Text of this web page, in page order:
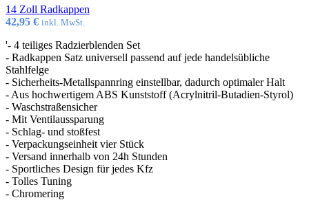
14 Zoll Radkappen
42,95 € inkl. MwSt.
'- 4 teiliges Radzierblenden Set
- Radkappen Satz universell passend auf jede handelsübliche
Stahlfelge
- Sicherheits-Metallspannring einstellbar, dadurch optimaler Halt
- Aus hochwertigem ABS Kunststoff (Acrylnitril-Butadien-Styrol)
- Waschstraßensicher
- Mit Ventilaussparung
- Schlag- und stoßfest
- Verpackungseinheit vier Stück
- Versand innerhalb von 24h Stunden
- Sportliches Design für jedes Kfz
- Tolles Tuning
- Chromering